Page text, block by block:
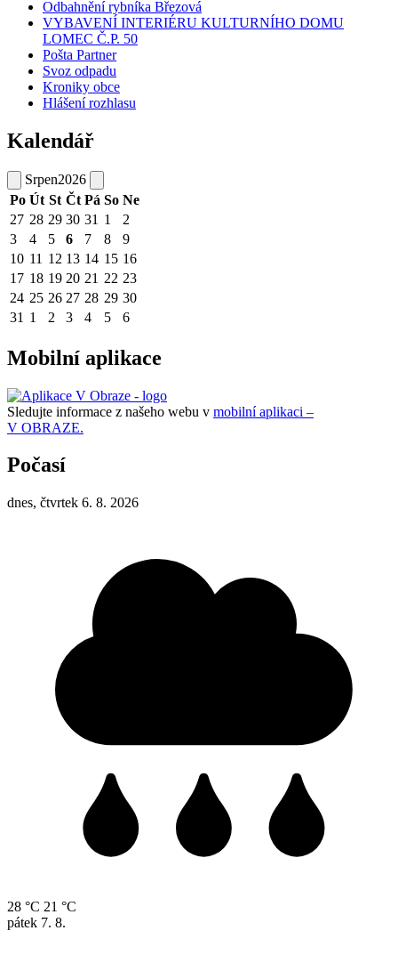
Odbahnění rybníka Březová
VYBAVENÍ INTERIÉRU KULTURNÍHO DOMU
LOMEC Č.P. 50
Pošta Partner
Svoz odpadu
Kroniky obce
Hlášení rozhlasu
Kalendář
Srpen2026
Po Út St Čt Pá So Ne
27 28 29 30 31 1
2
3
4 5 6 7 8
9
10 11 12 13 14 15 16
17 18 19 20 21 22 23
24 25 26 27 28 29 30
31 1 2 3 4 5 6
Mobilní aplikace
Sledujte informace z našeho webu v mobilní aplikaci –
V OBRAZE.
Počasí
dnes, čtvrtek 6. 8. 2026
28 °C 21 °C
pátek 7. 8.